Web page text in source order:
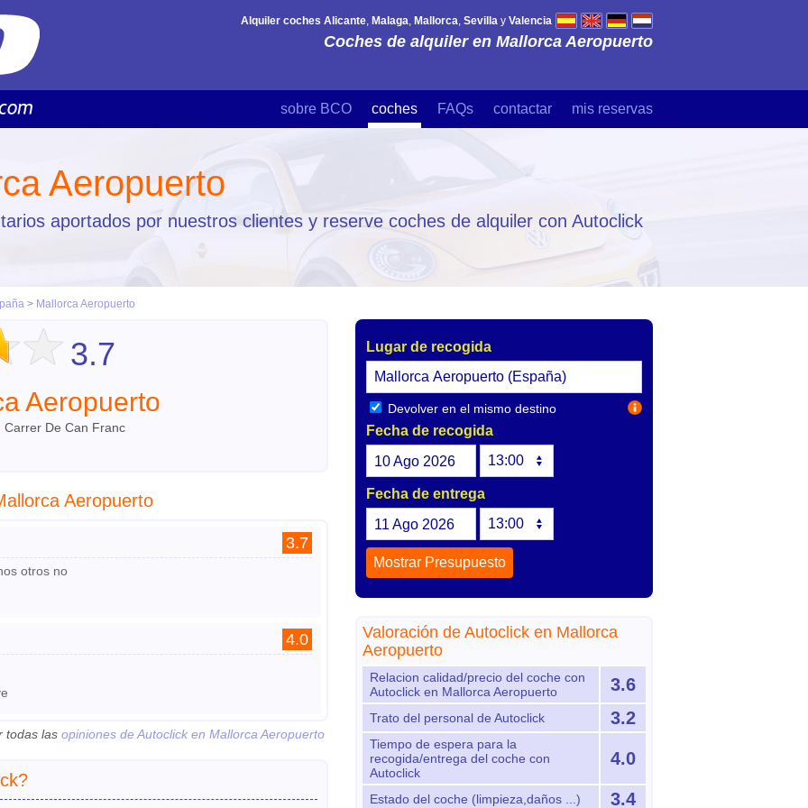
Aeropuerto
aportados por nuestros clientes y reserve coches de alquiler con Autoclick
> Mallorca Aeropuerto
Lugar de recogida
Devolver en el mismo destino
Fecha de recogida
10Ago 2026
Fecha de entrega
11 Ago 2026
3.7
Aeropuerto
Carrer De Can Franc
Aeropuerto
otros no
3.7
4.0
todas las opiniones de Autoclick en Mallorca Aeropuerto
Valoración de Autoclick en Mallorca
Aeropuerto
Relacion calidad/precio del coche con
Autoclick en Mallorca Aeropuerto
3.6
Trato del personal de Autoclick 3.2
Tiempo de espera para la
recogida/entrega del coche con
Autoclick
4.0
Estado del coche (limpieza,daños ...) 3.4
Coches de alquiler en Mallorca Aeropuerto
Alquiler coches Alicante, Malaga, Mallorca, Sevilla y Valencia
sobre BCO coches FAQs contactar mis reservas